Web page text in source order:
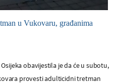
u Vukovaru, građanima
obavijestila je da će u subotu,
provesti adulticidni tretman